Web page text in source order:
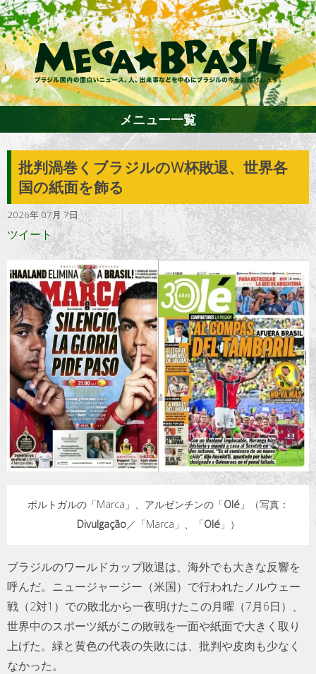
ファション
エンターテイメント
グルメ
トラベル
サッカー
PEOPLE
ビジネス
コラム
メニュー一覧
批判渦巻くブラジルのW杯敗退、世界各
国の紙面を飾る
2026年 07月 7日
ツイート
ポルトガルの「Marca」、アルゼンチンの「Olé」（写真：
Divulgação／「Marca」、「Olé」）
ブラジルのワールドカップ敗退は、海外でも大きな反響を
呼んだ。ニュージャージー（米国）で行われたノルウェー
戦（2対1）での敗北から一夜明けたこの月曜（7月6日）、
世界中のスポーツ紙がこの敗戦を一面や紙面で大きく取り
上げた。緑と黄色の代表の失敗には、批判や皮肉も少なく
なかった。